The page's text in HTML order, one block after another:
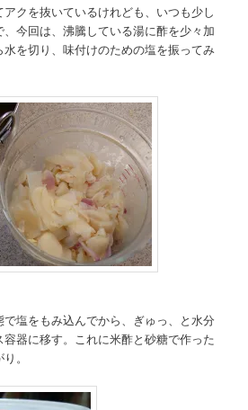
クを抜いているけれども、いつも少し
今回は、沸騰している湯に酢を少々加
を切り、味付けのための塩を振ってみ
塩をもみ込んでから、ぎゅっ、と水分
器に移す。これに米酢と砂糖で作った
。